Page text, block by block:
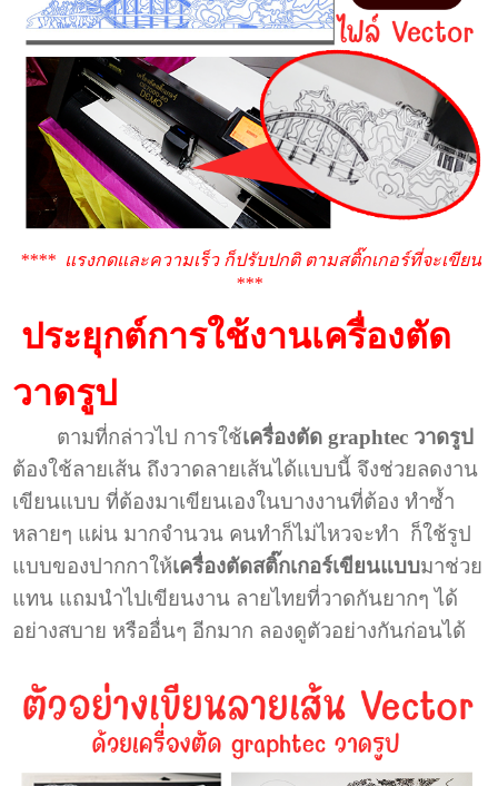
**** แรงกดและความเร็ว ก็ปรับปกติ ตามสติ๊กเกอร์ที่จะเขียน
***
ประยุกต์การใช้งานเครื่องตัด
วาดรูป
ตามที่กล่าวไป การใช้เครื่องตัด graphtec วาดรูป
ต้องใช้ลายเส้น ถึงวาดลายเส้นได้แบบนี้ จึงช่วยลดงาน
เขียนแบบ ที่ต้องมาเขียนเองในบางงานที่ต้อง ทำซ้ำ
หลายๆ แผ่น มากจำนวน คนทำก็ไม่ไหวจะทำ ก็ใช้รูป
แบบของปากกาให้เครื่องตัดสติ๊กเกอร์เขียนแบบมาช่วย
แทน แถมนำไปเขียนงาน ลายไทยที่วาดกันยากๆ ได้
อย่างสบาย หรืออื่นๆ อีกมาก ลองดูตัวอย่างกันก่อนได้